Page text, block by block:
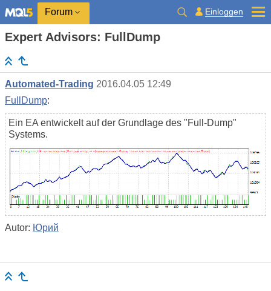
Forum Einloggen
Expert Advisors: FullDump
Automated-Trading 2016.04.05 12:49
FullDump:
Ein EA entwickelt auf der Grundlage des "Full-Dump"
Systems.
Autor: Юрий